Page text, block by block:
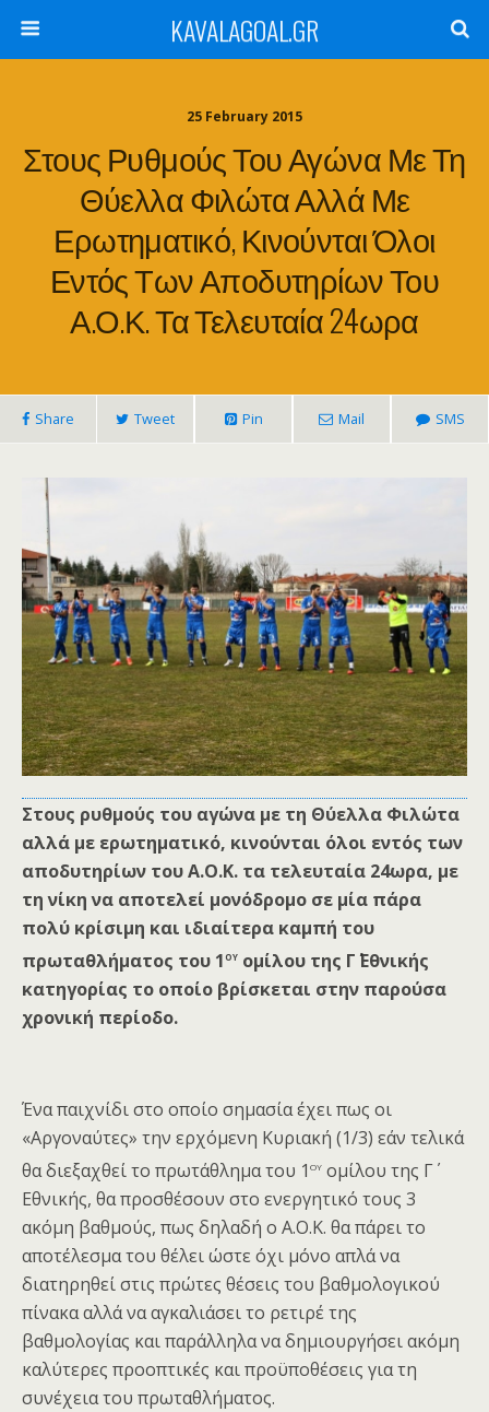
KAVALAGOAL.GR
25 February 2015
Στους Ρυθμούς Του Αγώνα Με Τη
Θύελλα Φιλώτα Αλλά Με
Ερωτηματικό, Κινούνται Όλοι
Εντός Των Αποδυτηρίων Του
Α.Ο.Κ. Τα Τελευταία 24ωρα
Share Tweet Pin Mail SMS
Στους ρυθμούς του αγώνα με τη Θύελλα Φιλώτα
αλλά με ερωτηματικό, κινούνται όλοι εντός των
αποδυτηρίων του Α.Ο.Κ. τα τελευταία 24ωρα, με
τη νίκη να αποτελεί μονόδρομο σε μία πάρα
πολύ κρίσιμη και ιδιαίτερα καμπή του
πρωταθλήματος του 1ου ομίλου της Γ΄ Εθνικής
κατηγορίας το οποίο βρίσκεται στην παρούσα
χρονική περίοδο.
Ένα παιχνίδι στο οποίο σημασία έχει πως οι
«Αργοναύτες» την ερχόμενη Κυριακή (1/3) εάν τελικά
θα διεξαχθεί το πρωτάθλημα του 1ου ομίλου της Γ΄
Εθνικής, θα προσθέσουν στο ενεργητικό τους 3
ακόμη βαθμούς, πως δηλαδή ο Α.Ο.Κ. θα πάρει το
αποτέλεσμα του θέλει ώστε όχι μόνο απλά να
διατηρηθεί στις πρώτες θέσεις του βαθμολογικού
πίνακα αλλά να αγκαλιάσει το ρετιρέ της
βαθμολογίας και παράλληλα να δημιουργήσει ακόμη
καλύτερες προοπτικές και προϋποθέσεις για τη
συνέχεια του πρωταθλήματος.